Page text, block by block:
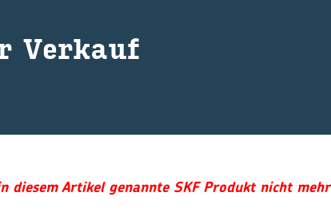
Ver­kauf
diesem Artikel genannte SKF Produkt nicht mehr